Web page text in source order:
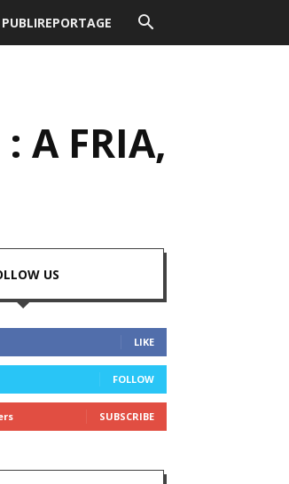
PUBLIREPORTAGE
A FRIA,
US
LIKE
FOLLOW
SUBSCRIBE